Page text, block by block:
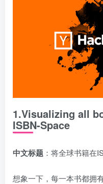
1.Visualizing all
ISBN-Space
中文标题 ：将全球书籍在
想象一下，每一本书都